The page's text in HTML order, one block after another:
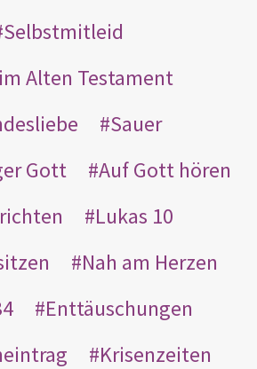
Selbstmitleid
Alten Testament
Sauer
Gott
Auf Gott hören
Lukas 10
Nah am Herzen
Enttäuschungen
Krisenzeiten